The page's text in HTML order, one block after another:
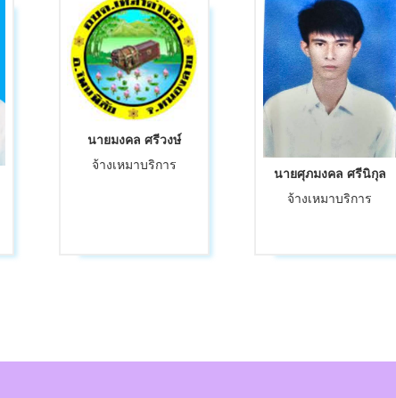
นายมงคล ศรีวงษ์
จ้างเหมาบริการ
นายศุภมงคล ศรีนิกุล
จ้างเหมาบริการ